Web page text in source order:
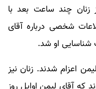
زنان چند ساعت بعد با
شخصی درباره آقای
شناسایی او شد.
اعزام شدند. زنان نیز